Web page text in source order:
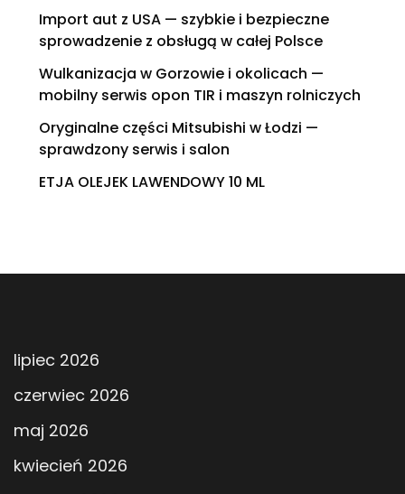
Import aut z USA — szybkie i bezpieczne
sprowadzenie z obsługą w całej Polsce
Wulkanizacja w Gorzowie i okolicach —
mobilny serwis opon TIR i maszyn rolniczych
Oryginalne części Mitsubishi w Łodzi —
sprawdzony serwis i salon
ETJA OLEJEK LAWENDOWY 10 ML
lipiec 2026
czerwiec 2026
maj 2026
kwiecień 2026